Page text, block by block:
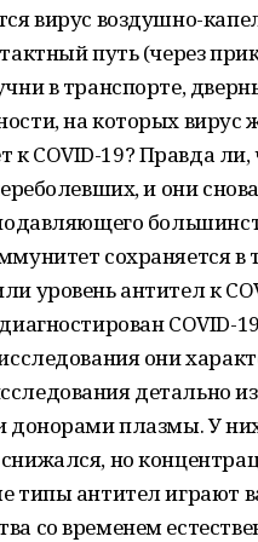
вирус воздушно-
путь (через
в транспорте,
на которых вирус
COVID-19? Правда ли,
и они
сохраняется
уровень антител к
они
детально
донорами плазмы. У
но
типы антител играют
со временем